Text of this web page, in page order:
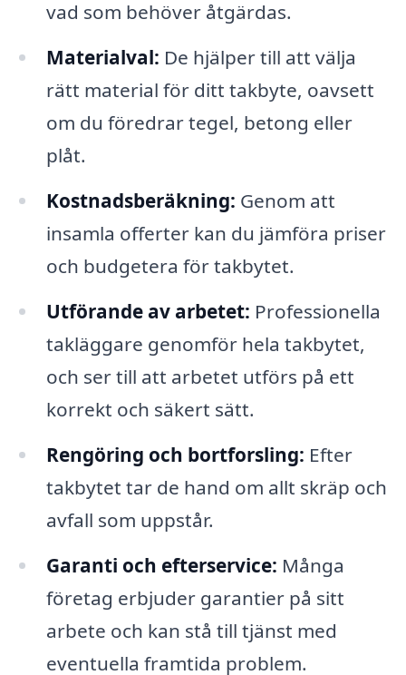
vad som behöver åtgärdas.
Materialval: De hjälper till att välja
rätt material för ditt takbyte, oavsett
om du föredrar tegel, betong eller
plåt.
Kostnadsberäkning: Genom att
insamla offerter kan du jämföra priser
och budgetera för takbytet.
Utförande av arbetet: Professionella
takläggare genomför hela takbytet,
och ser till att arbetet utförs på ett
korrekt och säkert sätt.
Rengöring och bortforsling: Efter
takbytet tar de hand om allt skräp och
avfall som uppstår.
Garanti och efterservice: Många
företag erbjuder garantier på sitt
arbete och kan stå till tjänst med
eventuella framtida problem.